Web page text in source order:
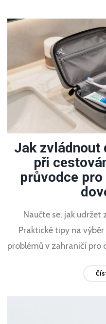
Jak zvládnout
při
průvodce pro
Naučte se, jak udržet
Praktické tipy na
problémů v zahraničí pro